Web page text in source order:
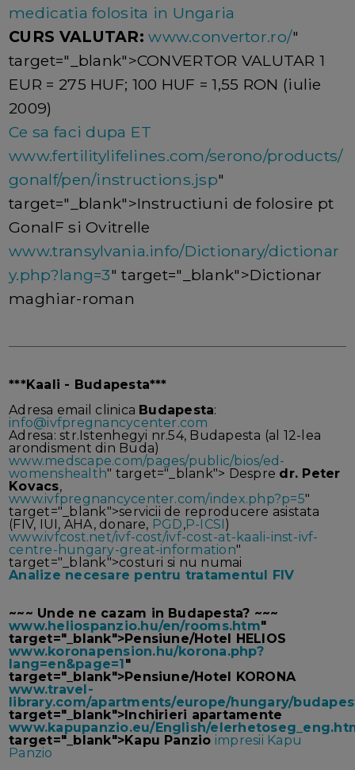
medicatia folosita in Ungaria
CURS VALUTAR: www.convertor.ro/"
target="_blank">CONVERTOR VALUTAR 1
EUR = 275 HUF; 100 HUF = 1,55 RON (iulie
2009)
Ce sa faci dupa ET
www.fertilitylifelines.com/serono/products/
gonalf/pen/instructions.jsp"
target="_blank">Instructiuni de folosire pt
GonalF si Ovitrelle
www.transylvania.info/Dictionary/dictionar
y.php?lang=3" target="_blank">Dictionar
maghiar-roman
***Kaali - Budapesta***
Adresa email clinica Budapesta:
info@ivfpregnancycenter.com
Adresa: str.Istenhegyi nr.54, Budapesta (al 12-lea
arondisment din Buda)
www.medscape.com/pages/public/bios/ed-
womenshealth" target="_blank"> Despre dr. Peter
Kovacs,
www.ivfpregnancycenter.com/index.php?p=5"
target="_blank">servicii de reproducere asistata
(FIV, IUI, AHA, donare, PGD,P-ICSI)
www.ivfcost.net/ivf-cost/ivf-cost-at-kaali-inst-ivf-
centre-hungary-great-information"
target="_blank">costuri si nu numai
Analize necesare pentru tratamentul FIV
~~~ Unde ne cazam in Budapesta? ~~~
www.heliospanzio.hu/en/rooms.htm"
target="_blank">Pensiune/Hotel HELIOS
www.koronapension.hu/korona.php?
lang=en&page=1"
target="_blank">Pensiune/Hotel KORONA
www.travel-
library.com/apartments/europe/hungary/
target="_blank">Inchirieri apartamente
www.kapupanzio.eu/English/
target="_blank">Kapu Panzio impresii Kapu
Panzio